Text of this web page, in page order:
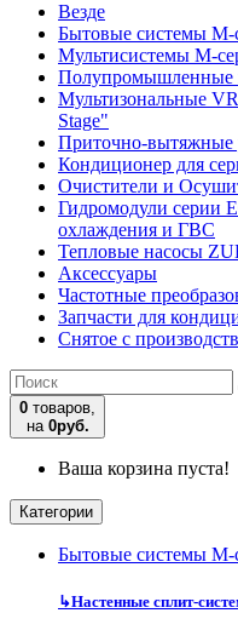
Везде
Бытовые системы M-
Мультисистемы M-
Полупромышленные
Мультизональные
Stage"
Приточно-вытяжные
Кондиционер для
Очистители и
Гидромодули серии
охлаждения и ГВС
Тепловые насосы
Аксесcуары
Частотные
Запчасти для
Снятое с
0 товаров,
на 0руб.
Ваша корзина пуста!
Категории
Бытовые системы M-
↳Настенные сплит-